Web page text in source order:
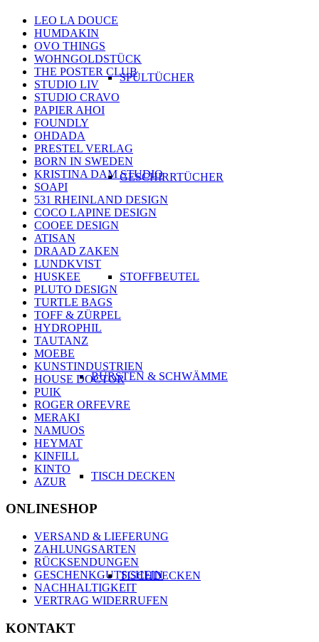
SPÜLTÜCHER
GESCHIRRTÜCHER
STOFFBEUTEL
BÜRSTEN & SCHWÄMME
TISCH DECKEN
TISCHDECKEN
LEO LA DOUCE
HUMDAKIN
OVO THINGS
WOHNGOLDSTÜCK
THE POSTER CLUB
STUDIO LIV
STUDIO CRAVO
PAPIER AHOI
FOUNDLY
OHDADA
PRESTEL VERLAG
BORN IN SWEDEN
KRISTINA DAM STUDIO
SOAPI
531 RHEINLAND DESIGN
COCO LAPINE DESIGN
COOEE DESIGN
ATISAN
DRAAD ZAKEN
LUNDKVIST
HUSKEE
PLUTO DESIGN
TURTLE BAGS
TOFF & ZÜRPEL
HYDROPHIL
TAUTANZ
MOEBE
KUNSTINDUSTRIEN
HOUSE DOCTOR
PUIK
ROGER ORFEVRE
MERAKI
NAMUOS
HEYMAT
KINFILL
KINTO
AZUR
ONLINESHOP
VERSAND & LIEFERUNG
ZAHLUNGSARTEN
RÜCKSENDUNGEN
GESCHENKGUTSCHEIN
NACHHALTIGKEIT
VERTRAG WIDERRUFEN
KONTAKT